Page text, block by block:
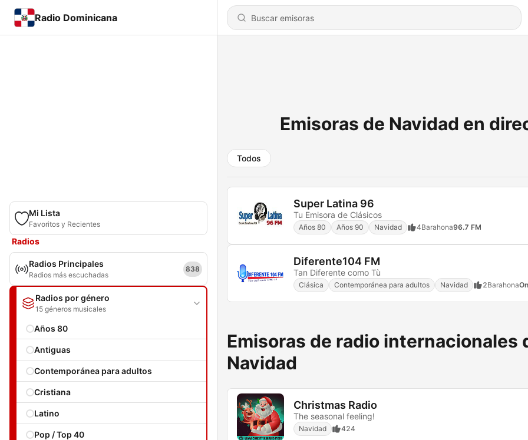
Radio Dominicana
Mi Lista
Favoritos y Recientes
Radios
Radios Principales
Radios más escuchadas
838
Radios por género
15 géneros musicales
Años 80
Antiguas
Contemporánea para adultos
Cristiana
Latino
Pop / Top 40
Emisoras de Navidad en
Todos
Super Latina 96
Tu Emisora de Clásicos
Años 80 Años 90 Navidad 4Barahona96.7 FM
Diferente104 FM
Tan Diferente como Tù
Clásica Contemporánea para adultos Navidad 2Barahona
Emisoras de radio internacionales
Navidad
Christmas Radio
The seasonal feeling!
Navidad 424